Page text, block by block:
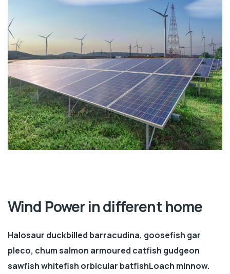
Wind Power in different home
Halosaur duckbilled barracudina, goosefish gar
pleco, chum salmon armoured catfish gudgeon
sawfish whitefish orbicular batfishLoach minnow.